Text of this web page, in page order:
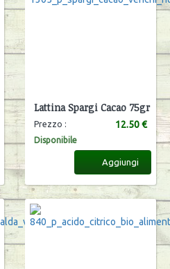
Lattina Spargi Cacao 75gr
Prezzo : 12.50 €
Disponibile
Aggiungi